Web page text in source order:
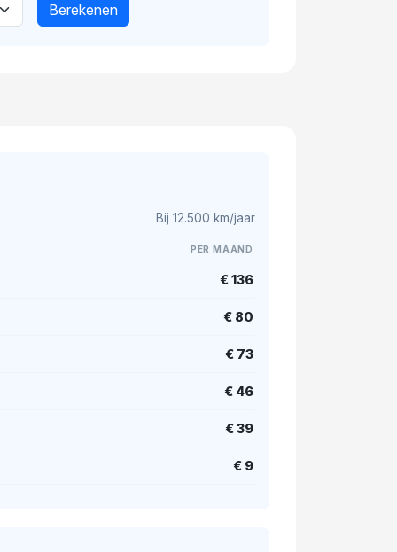
Berekenen
Bij 12.500 km/jaar
PER MAAND
€ 136
€ 80
€ 73
€ 46
€ 39
€ 9